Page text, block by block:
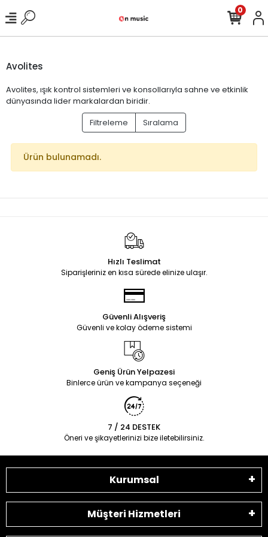
0
Avolites
Avolites, ışık kontrol sistemleri ve konsollarıyla sahne ve etkinlik
dünyasında lider markalardan biridir.
Filtreleme
Sıralama
Ürün bulunamadı.
Hızlı Teslimat
Siparişleriniz en kısa sürede elinize ulaşır.
Güvenli Alışveriş
Güvenli ve kolay ödeme sistemi
Geniş Ürün Yelpazesi
Binlerce ürün ve kampanya seçeneği
7 / 24 DESTEK
Öneri ve şikayetlerinizi bize iletebilirsiniz.
Kurumsal
Müşteri Hizmetleri